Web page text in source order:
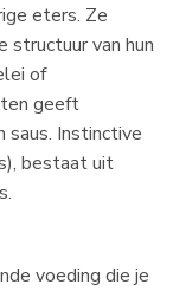
eters. Ze
structuur van hun
of
geeft
saus. Instinctive
bestaat uit
voeding die je